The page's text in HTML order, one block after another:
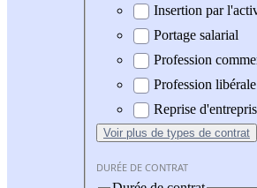
Insertion par
Portage salarial
Profession
Profession
Reprise
Voir plus de types de contrat
DURÉE DE CONTRAT